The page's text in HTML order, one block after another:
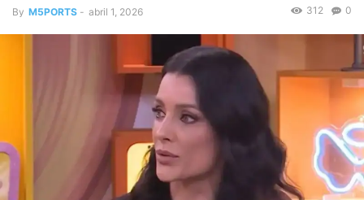
By M5PORTS - abril 1, 2026 0
312